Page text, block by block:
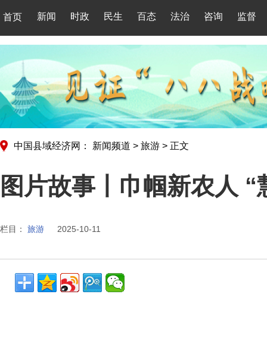
首页 新闻 时政 民生 百态 法治 咨询 监督
中国县域经济网： 新闻频道 > 旅游 > 正文
图片故事丨巾帼新农人 “
栏目： 旅游 2025-10-11